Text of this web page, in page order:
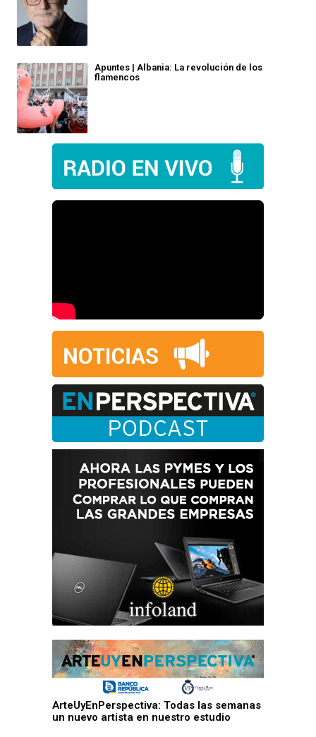
Apuntes | Albania: La revolución de los
flamencos
ArteUyEnPerspectiva: Todas las semanas
un nuevo artista en nuestro estudio